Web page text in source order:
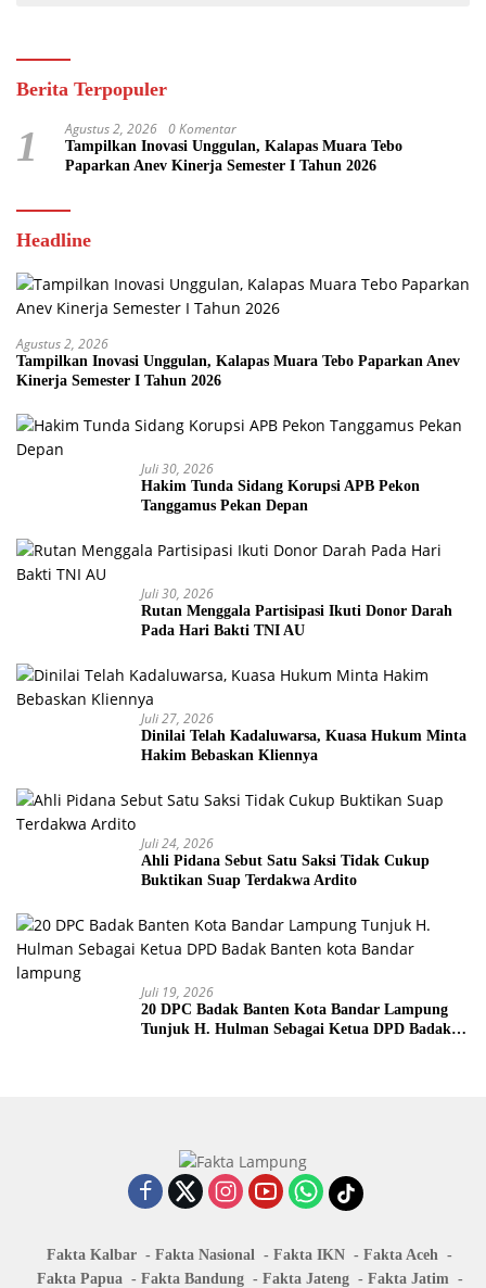
Berita Terpopuler
1 Agustus 2, 2026 0 Komentar
Tampilkan Inovasi Unggulan, Kalapas Muara Tebo
Paparkan Anev Kinerja Semester I Tahun 2026
Headline
Agustus 2, 2026
Tampilkan Inovasi Unggulan, Kalapas Muara Tebo Paparkan Anev
Kinerja Semester I Tahun 2026
Juli 30, 2026
Hakim Tunda Sidang Korupsi APB Pekon
Tanggamus Pekan Depan
Juli 30, 2026
Rutan Menggala Partisipasi Ikuti Donor Darah
Pada Hari Bakti TNI AU
Juli 27, 2026
Dinilai Telah Kadaluwarsa, Kuasa Hukum Minta
Hakim Bebaskan Kliennya
Juli 24, 2026
Ahli Pidana Sebut Satu Saksi Tidak Cukup
Buktikan Suap Terdakwa Ardito
Juli 19, 2026
20 DPC Badak Banten Kota Bandar Lampung
Tunjuk H. Hulman Sebagai Ketua DPD Badak
Fakta Kalbar Fakta Nasional Fakta IKN
Fakta Aceh
Fakta Papua
Fakta Bandung Fakta Jateng Fakta Jatim